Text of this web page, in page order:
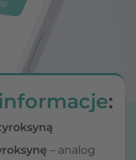
informacje:
– analog